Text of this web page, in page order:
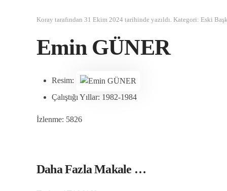
Koray tarafından 31 Ekim 2024 tarihinde yazıldı. Kategori: Eski
Emin GÜNER
Resim:
Çalıştığı Yıllar: 1982-1984
İzlenme: 5826
Daha Fazla Makale …